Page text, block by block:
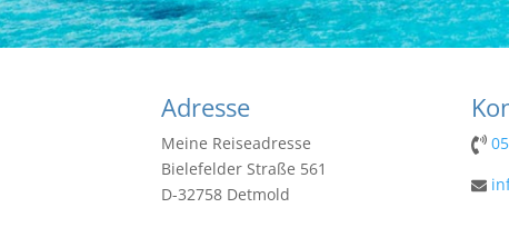
Adresse
Meine Reiseadresse
Bielefelder Straße 561
D-32758 Detmold